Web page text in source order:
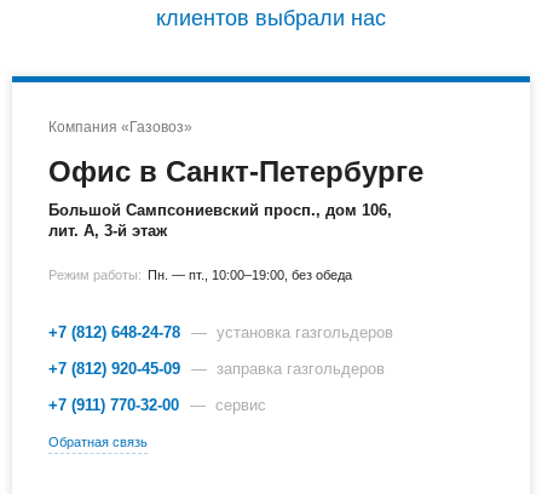
клиентов выбрали нас
Компания «Газовоз»
Офис в Санкт-Петербурге
Большой Сампсониевский просп., дом 106,
лит. А, 3-й этаж
Режим работы: Пн. — пт., 10:00–19:00, без обеда
+7 (812) 648-24-78 — установка газгольдеров
+7 (812) 920-45-09 — заправка газгольдеров
+7 (911) 770-32-00 — сервис
Обратная связь